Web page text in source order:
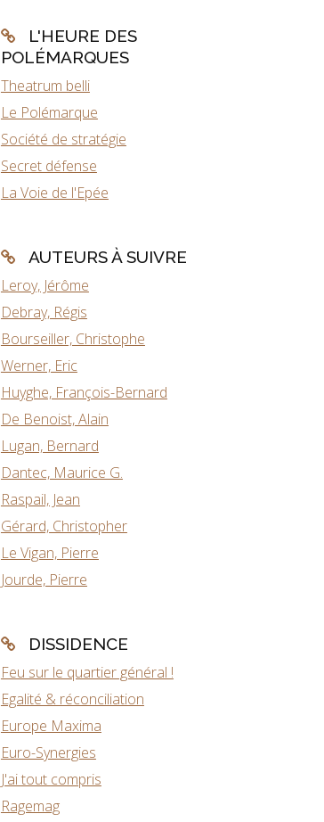
L'HEURE DES
POLÉMARQUES
Theatrum belli
Le Polémarque
Société de stratégie
Secret défense
La Voie de l'Epée
AUTEURS À SUIVRE
Leroy, Jérôme
Debray, Régis
Bourseiller, Christophe
Werner, Eric
Huyghe, François-Bernard
De Benoist, Alain
Lugan, Bernard
Dantec, Maurice G.
Raspail, Jean
Gérard, Christopher
Le Vigan, Pierre
Jourde, Pierre
DISSIDENCE
Feu sur le quartier général !
Egalité & réconciliation
Europe Maxima
Euro-Synergies
J'ai tout compris
Ragemag